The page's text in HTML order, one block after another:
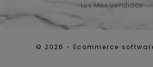
Los Más Vendidos
© 2026 - Ecommerce